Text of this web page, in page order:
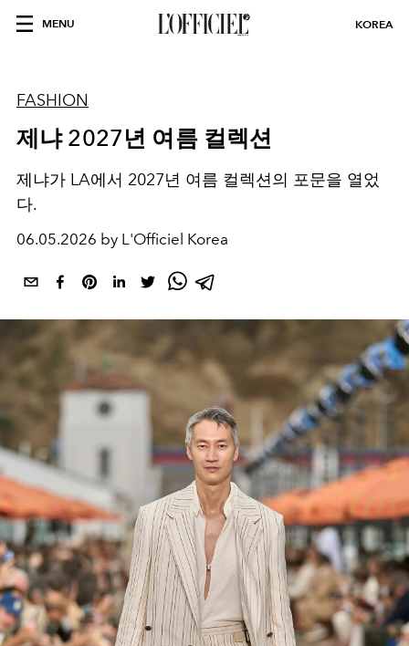
MENU KOREA
FASHION
제냐 2027년 여름 컬렉션
제냐가 LA에서 2027년 여름 컬렉션의 포문을 열었
다.
06.05.2026 by L'Officiel Korea